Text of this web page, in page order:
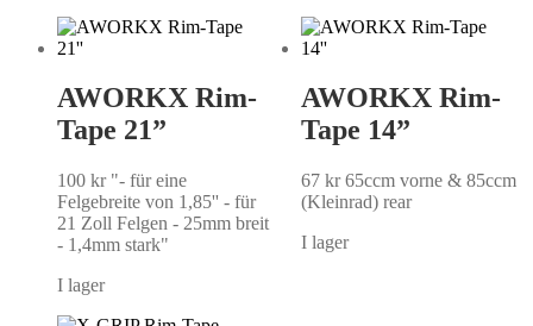
AWORKX Rim-
Tape 21”
100 kr "- für eine
Felgebreite von 1,85'' - für
21 Zoll Felgen - 25mm breit
- 1,4mm stark"
I lager
AWORKX Rim-
Tape 14”
67 kr 65ccm vorne & 85ccm
(Kleinrad) rear
I lager